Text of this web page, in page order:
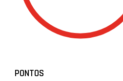
PONTOS